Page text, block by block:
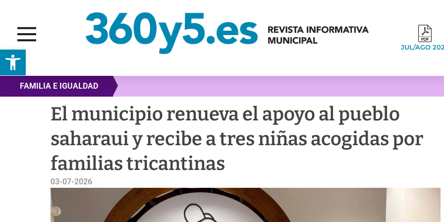
Abrir barra de herramientas JUL/AGO
FAMILIA E IGUALDAD
El municipio renueva el apoyo al pueblo
saharaui y recibe a tres niñas acogidas por
familias tricantinas
03-07-2026